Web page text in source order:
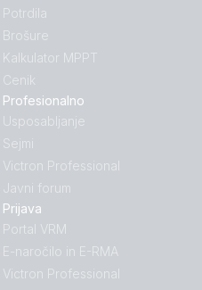
Potrdila
Brošure
Kalkulator MPPT
Cenik
Profesionalno
Usposabljanje
Sejmi
Victron Professional
Javni forum
Prijava
Portal VRM
E-naročilo in E-RMA
Victron Professional